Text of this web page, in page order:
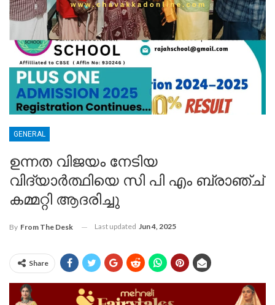
GENERAL
ഉന്നത വിജയം നേടിയ
വിദ്യാർത്ഥിയെ സി പി എം ബ്രാഞ്ച്
കമ്മറ്റി ആദരിച്ചു
By From The Desk Last updated Jun 4, 2025
Share